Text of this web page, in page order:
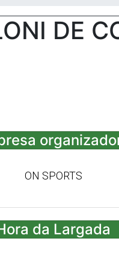
DE
ON SPORTS
da Largada